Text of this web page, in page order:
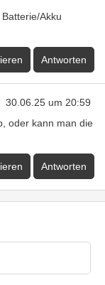
Akku
Antworten
30.06.25 um 20:59
oder kann man die
Antworten